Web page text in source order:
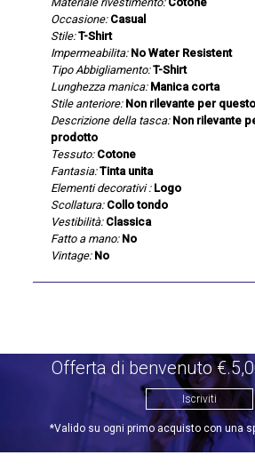
Occasione: Casual
Stile: T-Shirt
Impermeabilita: No Water Resistent
Tipo Abbigliamento: T-Shirt
Lunghezza manica: Manica corta
Stile anteriore: Non rilevante per
Descrizione della tasca: Non rilevante
prodotto
Tessuto: Cotone
Fantasia: Tinta unita
Elementi decorativi : Logo
Scollatura: Collo tondo
Vestibilità: Classica
Fatto a mano: No
Vintage: No
Offerta di benvenuto
Iscriviti
*Valido su ogni primo acquisto con una